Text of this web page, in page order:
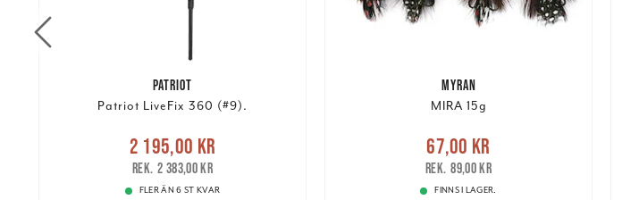
PATRIOT
Patriot LiveFix 360 (#9).
Nuvarande pris
2 195,00 krTidigare pris
2 383,00 kr
2 195,00 kr
2 383,00 kr
FLER ÄN 6 ST KVAR
MYRAN
MIRA 15g
Nuvarande pris :67,00 kr
pris:89,00 kr
67,00 kr
89,00 kr
FINNS I LAGER.